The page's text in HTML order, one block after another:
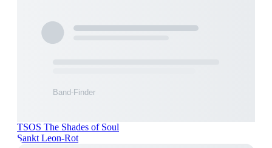
TSOS The Shades of Soul
Sankt Leon-Rot